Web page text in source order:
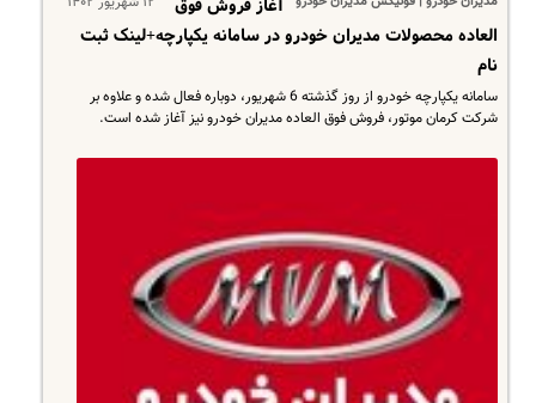
آغاز فروش فوق
العاده محصولات مدیران خودرو در سامانه یکپارچه+لینک ثبت
نام
سامانه یکپارچه خودرو از روز گذشته 6 شهریور، دوباره فعال شده و علاوه‌ بر
شرکت کرمان موتور، فروش فوق العاده مدیران خودرو نیز آغاز شده است.